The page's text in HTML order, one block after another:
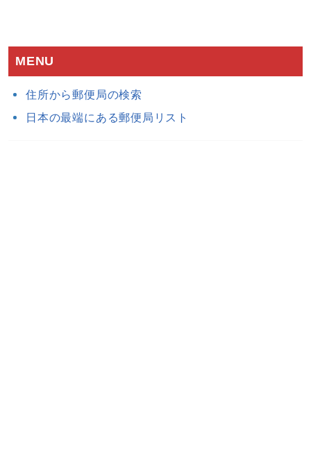
MENU
住所から郵便局の検索
日本の最端にある郵便局リスト